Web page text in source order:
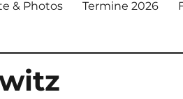
& Photos Termine 2026